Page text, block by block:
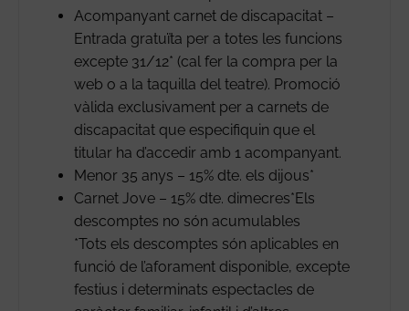
Acompanyant carnet de discapacitat –
Entrada gratuïta per a totes les funcions
excepte 31/12* (cal fer la compra per la
web o a la taquilla del teatre). Promoció
vàlida exclusivament per a carnets de
discapacitat que especifiquin que el
titular ha d’accedir amb 1 acompanyant.
Menor 35 anys – 15% dte. els dijous*
Carnet Jove – 15% dte. dimecres*Els
descomptes no són acumulables
*Tots els descomptes són aplicables en
funció de l’aforament disponible, excepte
festius i determinats espectacles de